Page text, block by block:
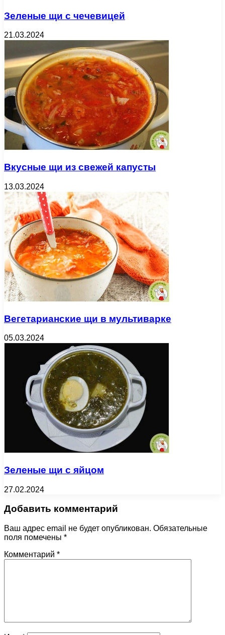
Зеленые щи с чечевицей
21.03.2024
Вкусные щи из свежей капусты
13.03.2024
Вегетарианские щи в мультиварке
05.03.2024
Зеленые щи с яйцом
27.02.2024
Добавить комментарий
Ваш адрес email не будет опубликован. Обязательные
поля помечены *
Комментарий *